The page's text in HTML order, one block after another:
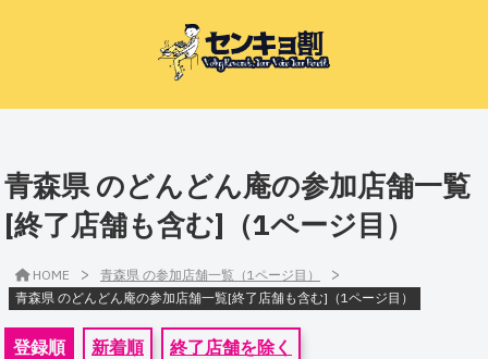
青森県 のどんどん庵の参加店舗一覧
[終了店舗も含む]（1ページ目）
HOME > 青森県 の参加店舗一覧（1ページ目） >
青森県 のどんどん庵の参加店舗一覧[終了店舗も含む]（1ページ目）
登録順 新着順 終了店舗を除く